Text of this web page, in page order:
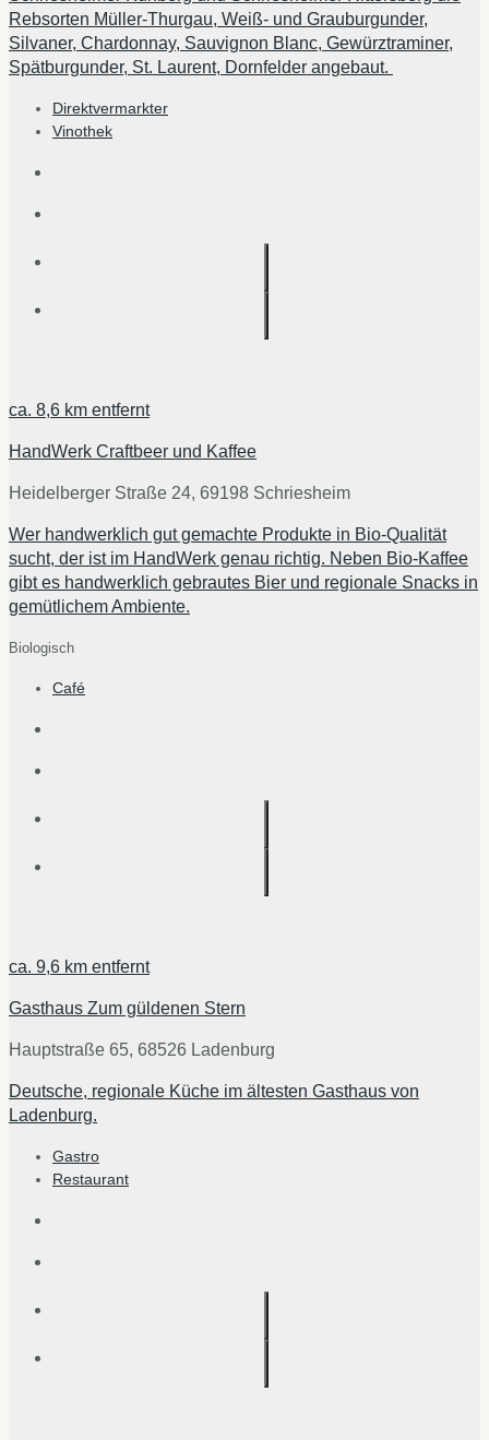
Rebsorten Müller-Thurgau, Weiß- und Grauburgunder,
Silvaner, Chardonnay, Sauvignon Blanc, Gewürztraminer,
Spätburgunder, St. Laurent, Dornfelder angebaut.
Direktvermarkter
Vinothek
ca. 8,6 km entfernt
HandWerk Craftbeer und Kaffee
Heidelberger Straße 24, 69198 Schriesheim
Wer handwerklich gut gemachte Produkte in Bio-Qualität
sucht, der ist im HandWerk genau richtig. Neben Bio-Kaffee
gibt es handwerklich gebrautes Bier und regionale Snacks in
gemütlichem Ambiente.
Biologisch
Café
ca. 9,6 km entfernt
Gasthaus Zum güldenen Stern
Hauptstraße 65, 68526 Ladenburg
Deutsche, regionale Küche im ältesten Gasthaus von
Ladenburg.
Gastro
Restaurant